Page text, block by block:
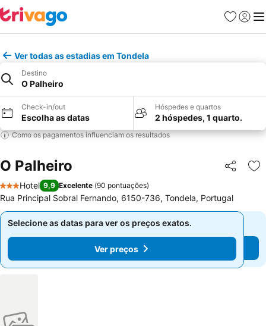
Favoritos
Iniciar
Ver todas as estadias em Tondela
Destino
O Palheiro
Check-in/out
Escolha as datas
Hóspedes e quartos
2 hóspedes, 1 quarto.
Como os pagamentos influenciam os resultados
O Palheiro Partilhar
3 Estrelas
Hotel 9,9 Excelente (90 pontuações)
Rua Principal Sobral Fernando, 6150-736, Tondela, Portugal
Selecione as datas para ver os preços exatos.
Ver preços
Selecione as datas para ver os preços exatos.
Ver preços